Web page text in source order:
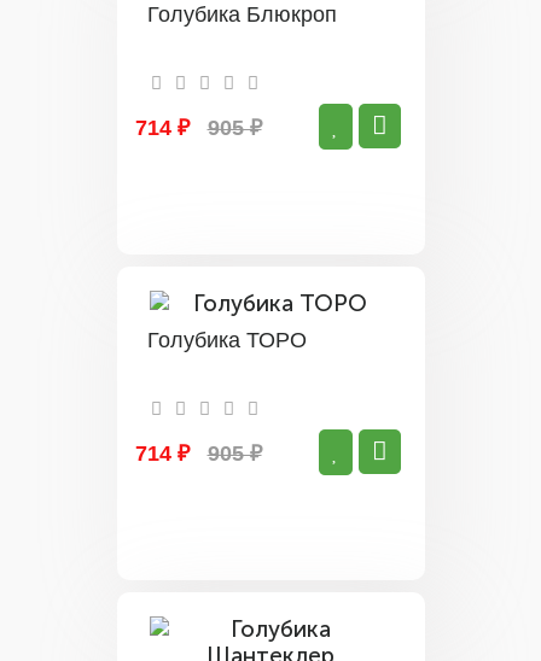
Голубика Блюкроп
714 ₽ 905 ₽
Голубика ТОРО
714 ₽ 905 ₽